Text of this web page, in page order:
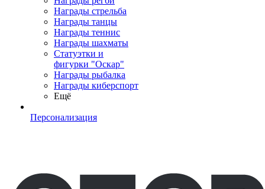
Награды стрельба
Награды танцы
Награды теннис
Награды шахматы
Статуэтки и
фигурки "Оскар"
Награды рыбалка
Награды киберспорт
Ещё
Персонализация